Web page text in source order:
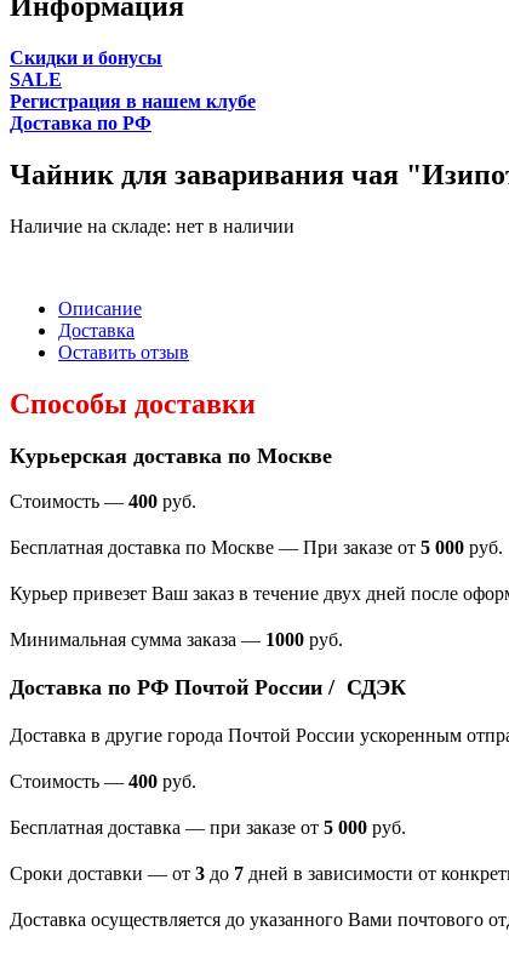
Cкидки и бонусы
SALE
Регистрация в нашем клубе
Доставка по РФ
Чайник для заваривания чая
Наличие на складе: нет в наличии
Описание
Доставка
Оставить отзыв
Способы доставки
Курьерская доставка по Москве
Стоимость — 400 руб.
Бесплатная доставка по Москве — При заказе от 5 000 руб.
Курьер привезет Ваш заказ в течение двух дней после
Минимальная сумма заказа — 1000 руб.
Доставка по РФ Почтой России / СДЭК
Доставка в другие города Почтой России ускоренным
Стоимость — 400 руб.
Бесплатная доставка — при заказе от 5 000 руб.
Сроки доставки — от 3 до 7 дней в зависимости от
Доставка осуществляется до указанного Вами почтового